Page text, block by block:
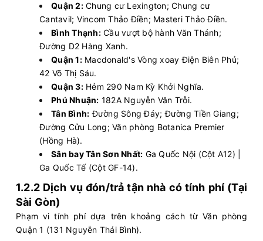
13:30 10/08/2026 10/0815:30
Văn phòng Vũng Tàu Văn phòng Quận 1
Vie Limousine
Giá vé:230.000
10/08/2026 10/0815:31(1 giờ 55 phút)
Chợ Phước Tỉnh
Vie Limousine Limousine 9 chỗ
Giá vé:340.000 Còn trống:1 Chọn mua
14:0010/08/2026
Quận 2:Chung cư Lexington; Chung cư
Cantavil; Vincom Thảo Điền; Masteri Thảo Điền.
Bình Thạnh:Cầu vượt bộ hành Văn Thánh;
Đường D2 Hàng Xanh.
Quận 1:Macdonald's Vòng xoay Điện Biên Phủ;
42 Võ Thị Sáu.
Quận 3:Hẻm 290 Nam Kỳ Khởi Nghĩa.
Phú Nhuận: 182A Nguyễn Văn Trỗi.
Tân Bình: Đường Sông Đáy; Đường Tiền Giang;
Đường Cửu Long; Văn phòng Botanica Premier
(Hồng Hà).
Sân bay Tân Sơn Nhất: Ga Quốc Nội (Cột A12) |
Ga Quốc Tế (Cột GF-14).
1.2.2 Dịch vụ đón/trả tận nhà có tính phí (Tại
Sài Gòn)
Phạm vi tính phí dựa trên khoảng cách từ Văn phòng
Quận 1 (131 Nguyễn Thái Bình).